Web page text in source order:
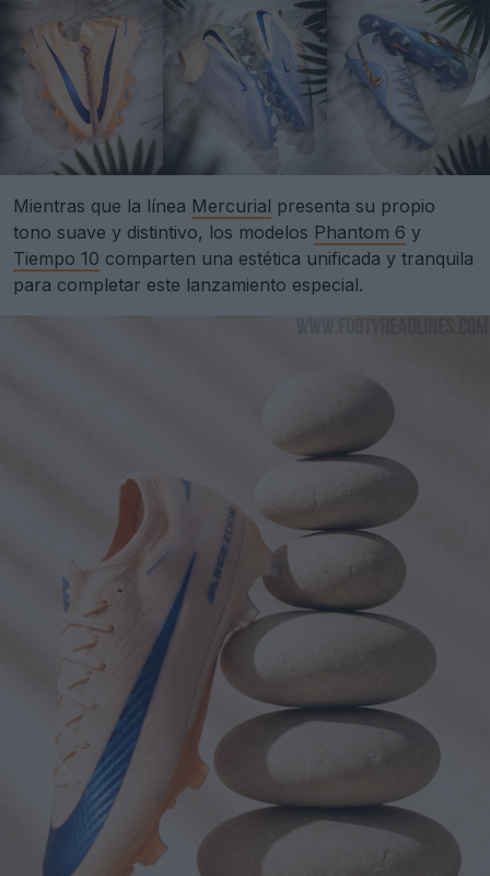
Mientras que la línea Mercurial presenta su propio
tono suave y distintivo, los modelos Phantom 6 y
Tiempo 10 comparten una estética unificada y tranquila
para completar este lanzamiento especial.